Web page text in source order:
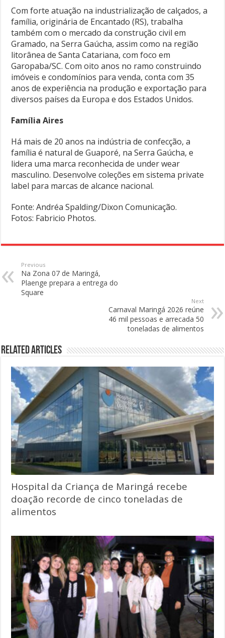
Com forte atuação na industrialização de calçados, a
família, originária de Encantado (RS), trabalha
também com o mercado da construção civil em
Gramado, na Serra Gaúcha, assim como na região
litorânea de Santa Catariana, com foco em
Garopaba/SC. Com oito anos no ramo construindo
imóveis e condomínios para venda, conta com 35
anos de experiência na produção e exportação para
diversos países da Europa e dos Estados Unidos.
Família Aires
Há mais de 20 anos na indústria de confecção, a
família é natural de Guaporé, na Serra Gaúcha, e
lidera uma marca reconhecida de under wear
masculino. Desenvolve coleções em sistema private
label para marcas de alcance nacional.
Fonte: Andréa Spalding/Dixon Comunicação.
Fotos: Fabricio Photos.
Previous
Na Zona 07 de Maringá,
Plaenge prepara a entrega do
Square
Next
Carnaval Maringá 2026 reúne
46 mil pessoas e arrecada 50
toneladas de alimentos
Related Articles
Hospital da Criança de Maringá recebe
doação recorde de cinco toneladas de
alimentos